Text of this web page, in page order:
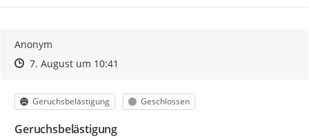
Anonym
Zeitpunkt des Erstellens
Zeitpunkt des Erstellens
7. August um 10:41
Kategorie
Geruchsbelästigung Status
Geschlossen
Geruchsbelästigung